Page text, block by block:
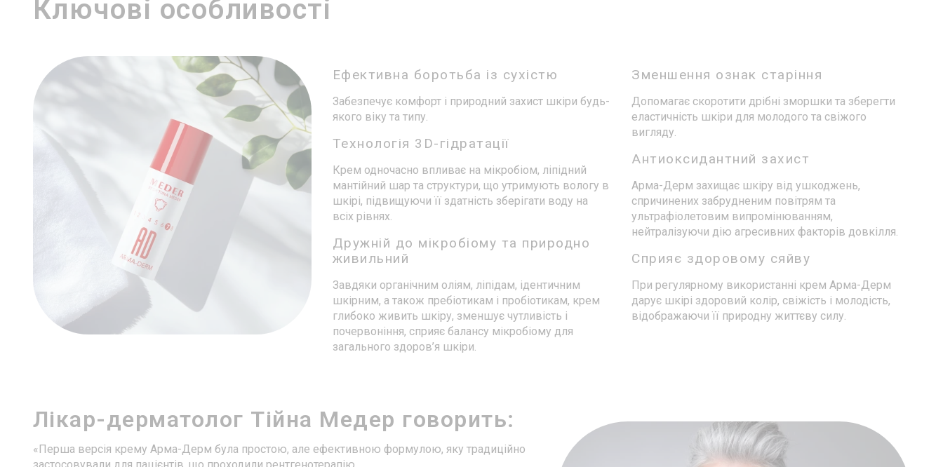
Ключові особливості
Ефективна боротьба із сухістю
Забезпечує комфорт і природний захист шкіри будь-
якого віку та типу.
Технологія 3D-гідратації
Крем одночасно впливає на мікробіом, ліпідний
мантійний шар та структури, що утримують вологу в
шкірі, підвищуючи її здатність зберігати воду на
всіх рівнях.
Дружній до мікробіому та природно
живильний
Завдяки органічним оліям, ліпідам, ідентичним
шкірним, а також пребіотикам і пробіотикам, крем
глибоко живить шкіру, зменшує чутливість і
почервоніння, сприяє балансу мікробіому для
загального здоров’я шкіри.
Зменшення ознак старіння
Допомагає скоротити дрібні зморшки та зберегти
еластичність шкіри для молодого та свіжого
вигляду.
Антиоксидантний захист
Арма-Дерм захищає шкіру від ушкоджень,
спричинених забрудненим повітрям та
ультрафіолетовим випромінюванням,
нейтралізуючи дію агресивних факторів довкілля.
Сприяє здоровому сяйву
При регулярному використанні крем Арма-Дерм
дарує шкірі здоровий колір, свіжість і молодість,
відображаючи її природну життєву силу.
Лікар-дерматолог Тійна Медер говорить:
«Перша версія крему Арма-Дерм була простою, але ефективною формулою, яку традиційно